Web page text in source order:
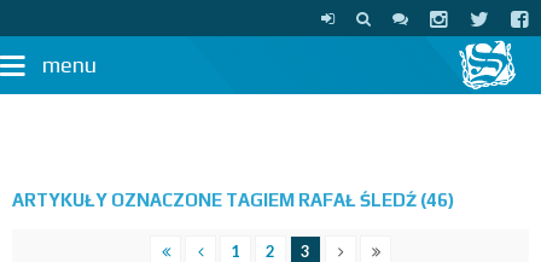
menu
ARTYKUŁY OZNACZONE TAGIEM RAFAŁ ŚLEDŹ (46)
1 2 3